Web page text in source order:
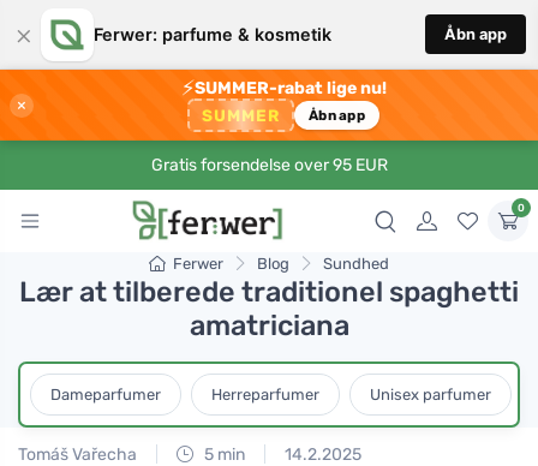
× Ferwer: parfume & kosmetik Åbn app
×
⚡SUMMER-rabat lige nu!
SUMMER Åbn app
Gratis forsendelse over 95 EUR
0
Ferwer Blog Sundhed
Lær at tilberede traditionel spaghetti
amatriciana
Dameparfumer Herreparfumer Unisex parfumer
Tomáš Vařecha 5 min 14.2.2025